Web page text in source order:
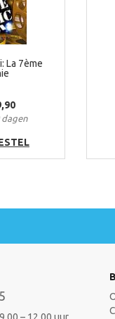
La 7ème
dagen
– 12.00 uur